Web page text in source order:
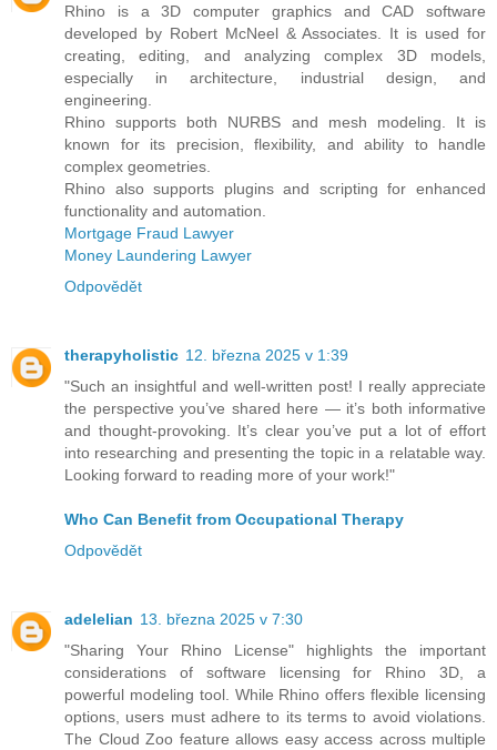
Rhino is a 3D computer graphics and CAD software
developed by Robert McNeel & Associates. It is used for
creating, editing, and analyzing complex 3D models,
especially in architecture, industrial design, and
engineering.
Rhino supports both NURBS and mesh modeling. It is
known for its precision, flexibility, and ability to handle
complex geometries.
Rhino also supports plugins and scripting for enhanced
functionality and automation.
Mortgage Fraud Lawyer
Money Laundering Lawyer
Odpovědět
therapyholistic 12. března 2025 v 1:39
"Such an insightful and well-written post! I really appreciate
the perspective you’ve shared here — it’s both informative
and thought-provoking. It’s clear you’ve put a lot of effort
into researching and presenting the topic in a relatable way.
Looking forward to reading more of your work!"
Who Can Benefit from Occupational Therapy
Odpovědět
adelelian 13. března 2025 v 7:30
"Sharing Your Rhino License" highlights the important
considerations of software licensing for Rhino 3D, a
powerful modeling tool. While Rhino offers flexible licensing
options, users must adhere to its terms to avoid violations.
The Cloud Zoo feature allows easy access across multiple